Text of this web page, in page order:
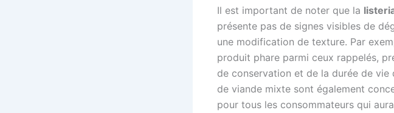
Il est important de noter que la
présente pas de signes visibles de
une modification de texture. Par
produit phare parmi ceux rappelés,
de conservation et de la durée de vie
de viande mixte sont également
pour tous les consommateurs qui